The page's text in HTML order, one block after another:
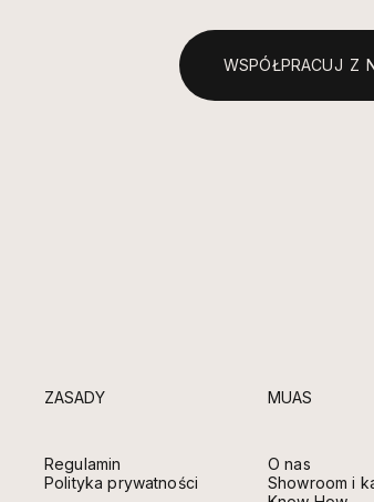
WSPÓŁPRACUJ Z
ZASADY
Regulamin
Polityka prywatności
MUAS
O nas
Showroom i